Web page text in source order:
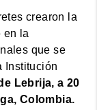
crearon la
en la
que se
Institución
Lebrija, a 20
Colombia.